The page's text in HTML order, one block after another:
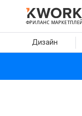
ФРИЛАНС
Дизайн